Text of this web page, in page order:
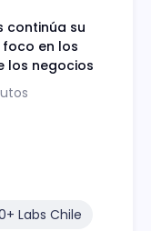
continúa su
en los
los negocios
Labs Chile